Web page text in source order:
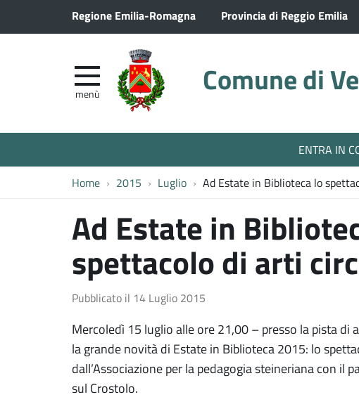
Regione Emilia-Romagna Provincia di Reggio Emilia
Comune di
menù
ENTRA IN
Home 2015 Luglio Ad Estate in Biblioteca lo
Ad Estate in
spettacolo di arti
Pubblicato il 14 Luglio 2015
Mercoledì 15 luglio alle ore 21,00 – presso la pista di
la grande novità di Estate in Biblioteca 2015: lo
dall’Associazione per la pedagogia steineriana con il
sul Crostolo.